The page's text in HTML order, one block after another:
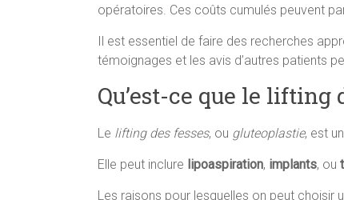
opératoires. Ces coûts cumulés peuvent
Il est essentiel de faire des recherches
témoignages et les avis d’autres patients
Qu’est-ce que le lifting
Le lifting des fesses, ou gluteoplastie, est
Elle peut inclure lipoaspiration, implants, ou
Les raisons pour lesquelles on peut choisir